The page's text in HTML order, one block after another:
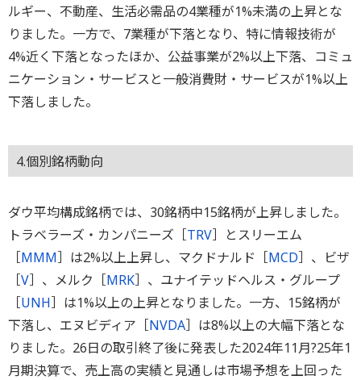
ルギー、不動産、生活必需品の4業種が1%未満の上昇とな
りました。一方で、7業種が下落となり、特に情報技術が
4%近く下落となったほか、公益事業が2%以上下落、コミュ
ニケーション・サービスと一般消費財・サービスが1%以上
下落しました。
4.個別銘柄動向
ダウ平均構成銘柄では、30銘柄中15銘柄が上昇しました。
トラベラーズ・カンパニーズ［TRV］とスリーエム
［MMM］は2%以上上昇し、マクドナルド［MCD］、ビザ
［V］、メルク［MRK］、ユナイテッドヘルス・グループ
［UNH］は1%以上の上昇となりました。一方、15銘柄が
下落し、エヌビディア［NVDA］は8%以上の大幅下落とな
りました。26日の取引終了後に発表した2024年11月?25年1
月期決算で、売上高の実績と見通しは市場予想を上回った